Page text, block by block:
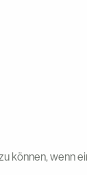
können, wenn